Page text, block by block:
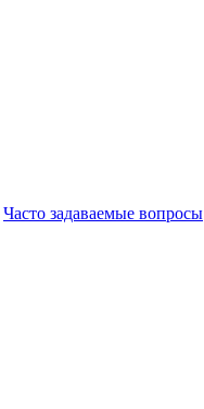
Часто задаваемые вопросы